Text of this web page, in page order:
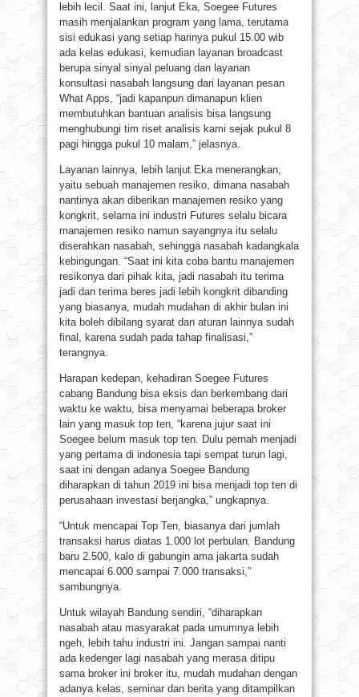
lebih lecil. Saat ini, lanjut Eka, Soegee Futures
masih menjalankan program yang lama, terutama
sisi edukasi yang setiap harinya pukul 15.00 wib
ada kelas edukasi, kemudian layanan broadcast
berupa sinyal sinyal peluang dan layanan
konsultasi nasabah langsung dari layanan pesan
What Apps, “jadi kapanpun dimanapun klien
membutuhkan bantuan analisis bisa langsung
menghubungi tim riset analisis kami sejak pukul 8
pagi hingga pukul 10 malam,” jelasnya.
Layanan lainnya, lebih lanjut Eka menerangkan,
yaitu sebuah manajemen resiko, dimana nasabah
nantinya akan diberikan manajemen resiko yang
kongkrit, selama ini industri Futures selalu bicara
manajemen resiko namun sayangnya itu selalu
diserahkan nasabah, sehingga nasabah kadangkala
kebingungan. “Saat ini kita coba bantu manajemen
resikonya dari pihak kita, jadi nasabah itu terima
jadi dan terima beres jadi lebih kongkrit dibanding
yang biasanya, mudah mudahan di akhir bulan ini
kita boleh dibilang syarat dan aturan lainnya sudah
final, karena sudah pada tahap finalisasi,”
terangnya.
Harapan kedepan, kehadiran Soegee Futures
cabang Bandung bisa eksis dan berkembang dari
waktu ke waktu, bisa menyamai beberapa broker
lain yang masuk top ten, “karena jujur saat ini
Soegee belum masuk top ten. Dulu pernah menjadi
yang pertama di indonesia tapi sempat turun lagi,
saat ini dengan adanya Soegee Bandung
diharapkan di tahun 2019 ini bisa menjadi top ten di
perusahaan investasi berjangka,” ungkapnya.
“Untuk mencapai Top Ten, biasanya dari jumlah
transaksi harus diatas 1.000 lot perbulan. Bandung
baru 2.500, kalo di gabungin ama jakarta sudah
mencapai 6.000 sampai 7.000 transaksi,”
sambungnya.
Untuk wilayah Bandung sendiri, “diharapkan
nasabah atau masyarakat pada umumnya lebih
ngeh, lebih tahu industri ini. Jangan sampai nanti
ada kedenger lagi nasabah yang merasa ditipu
sama broker ini broker itu, mudah mudahan dengan
adanya kelas, seminar dan berita yang ditampilkan